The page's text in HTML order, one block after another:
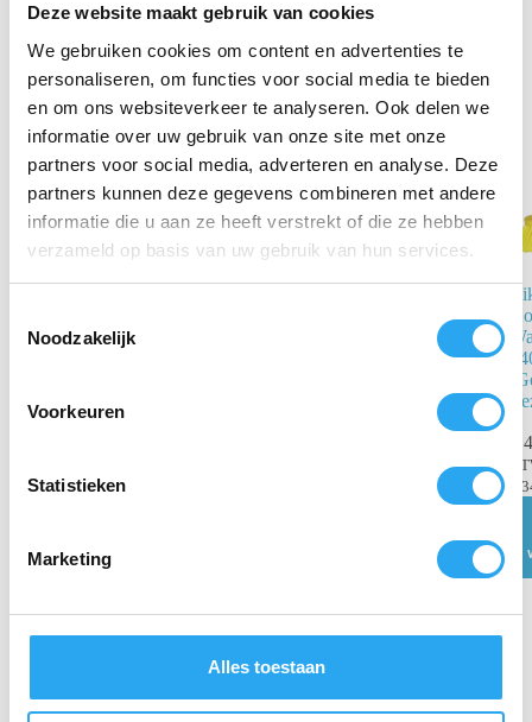
Deze website maakt gebruik van cookies
We gebruiken cookies om content en advertenties te
personaliseren, om functies voor social media te bieden
en om ons websiteverkeer te analyseren. Ook delen we
informatie over uw gebruik van onze site met onze
partners voor social media, adverteren en analyse. Deze
partners kunnen deze gegevens combineren met andere
informatie die u aan ze heeft verstrekt of die ze hebben
verzameld op basis van uw gebruik van hun services.
Noodzakelijk
Voorkeuren
Statistieken
Marketing
Alles toestaan
Gerelateerde producten